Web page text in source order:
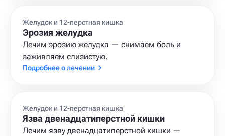
Желудок и 12-перстная кишка
Эрозия желудка
Лечим эрозию желудка — снимаем боль и
заживляем слизистую.
Подробнее о лечении
Желудок и 12-перстная кишка
Язва двенадцатиперстной кишки
Лечим язву двенадцатиперстной кишки —